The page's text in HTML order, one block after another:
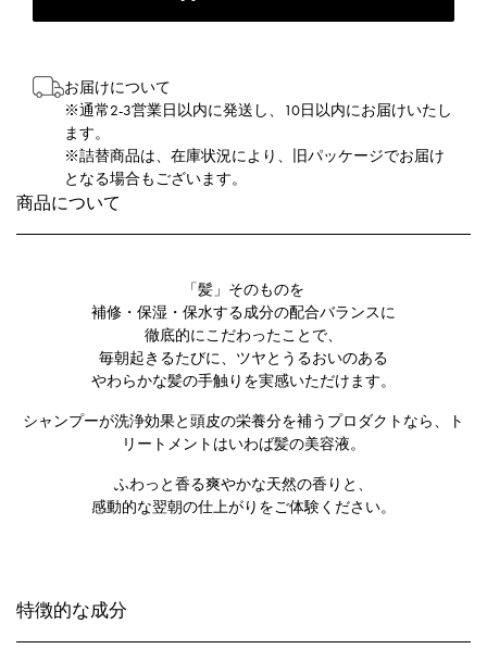
お届けについて
※通常2-3営業日以内に発送し、10日以内にお届けいたし
ます。
※詰替商品は、在庫状況により、旧パッケージでお届け
となる場合もございます。
商品について
「髪」そのものを
補修・保湿・保水する成分の配合バランスに
徹底的にこだわったことで、
毎朝起きるたびに、ツヤとうるおいのある
やわらかな髪の手触りを実感いただけます。
シャンプーが洗浄効果と頭皮の栄養分を補うプロダクトなら、ト
リートメントはいわば髪の美容液。
ふわっと香る爽やかな天然の香りと、
感動的な翌朝の仕上がりをご体験ください。
特徴的な成分